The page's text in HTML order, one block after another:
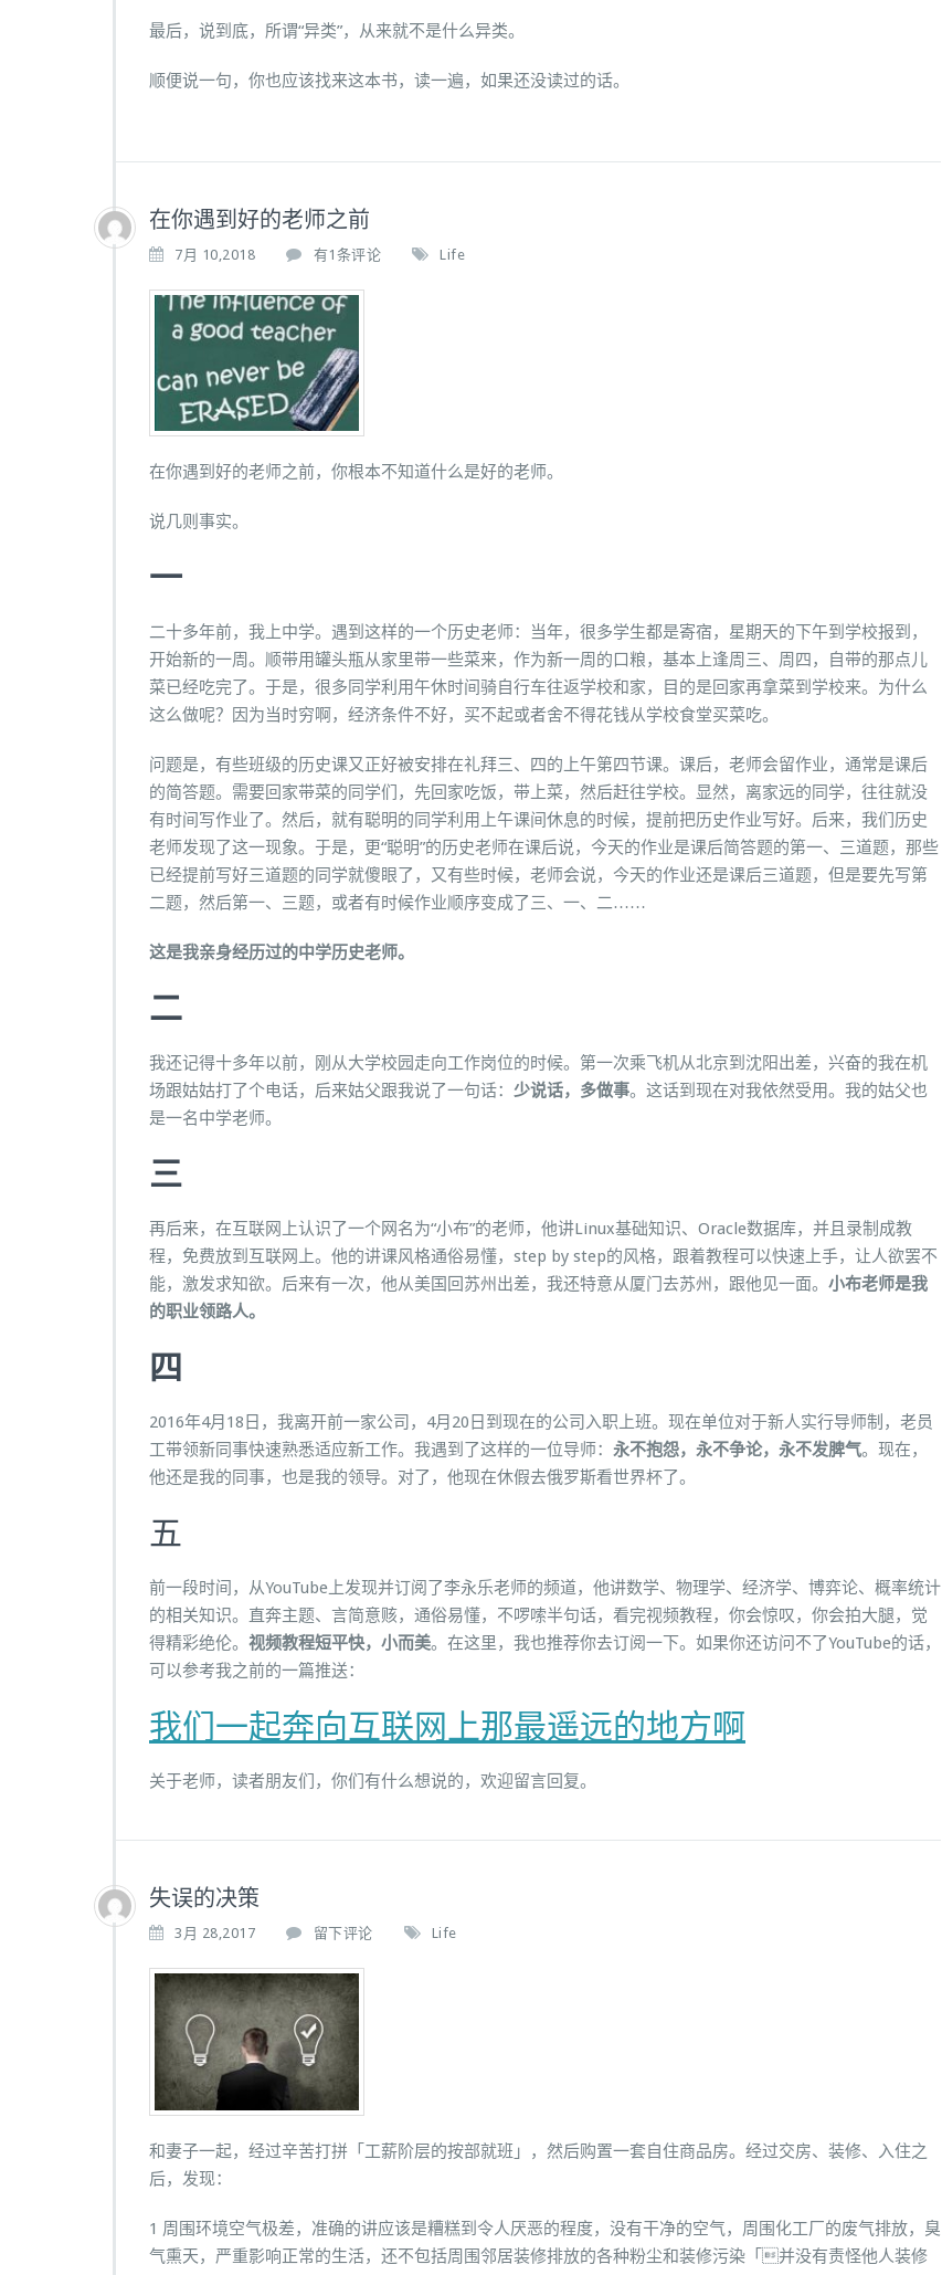
最后，说到底，所谓“异类”，从来就不是什么异类。
顺便说一句，你也应该找来这本书，读一遍，如果还没读过的话。
在你遇到好的老师之前
7月 10,2018
在
遇
好
的
老
师
之
有1条评论 Life
在你遇到好的老师之前，你根本不知道什么是好的老师。
说几则事实。
一
二十多年前，我上中学。遇到这样的一个历史老师：当年，很多学生都是寄宿，星期天的下午到学校报到，
开始新的一周。顺带用罐头瓶从家里带一些菜来，作为新一周的口粮，基本上逢周三、周四，自带的那点儿
菜已经吃完了。于是，很多同学利用午休时间骑自行车往返学校和家，目的是回家再拿菜到学校来。为什么
这么做呢？因为当时穷啊，经济条件不好，买不起或者舍不得花钱从学校食堂买菜吃。
问题是，有些班级的历史课又正好被安排在礼拜三、四的上午第四节课。课后，老师会留作业，通常是课后
的简答题。需要回家带菜的同学们，先回家吃饭，带上菜，然后赶往学校。显然，离家远的同学，往往就没
有时间写作业了。然后，就有聪明的同学利用上午课间休息的时候，提前把历史作业写好。后来，我们历史
老师发现了这一现象。于是，更“聪明”的历史老师在课后说，今天的作业是课后简答题的第一、三道题，那些
已经提前写好三道题的同学就傻眼了，又有些时候，老师会说，今天的作业还是课后三道题，但是要先写第
二题，然后第一、三题，或者有时候作业顺序变成了三、一、二……
这是我亲身经历过的中学历史老师。
二
我还记得十多年以前，刚从大学校园走向工作岗位的时候。第一次乘飞机从北京到沈阳出差，兴奋的我在机
场跟姑姑打了个电话，后来姑父跟我说了一句话： 少说话，多做事。这话到现在对我依然受用。我的姑父也
是一名中学老师。
三
再后来，在互联网上认识了一个网名为“小布”的老师，他讲Linux基础知识、Oracle数据库，并且录制成教
程，免费放到互联网上。他的讲课风格通俗易懂，step by step的风格，跟着教程可以快速上手，让人欲罢不
能，激发求知欲。后来有一次，他从美国回苏州出差，我还特意从厦门去苏州，跟他见一面。 小布老师是我
的职业领路人。
四
2016年4月18日，我离开前一家公司，4月20日到现在的公司入职上班。现在单位对于新人实行导师制，老员
工带领新同事快速熟悉适应新工作。我遇到了这样的一位导师： 永不抱怨，永不争论，永不发脾气。现在，
他还是我的同事，也是我的领导。对了，他现在休假去俄罗斯看世界杯了。
五
前一段时间，从YouTube上发现并订阅了李永乐老师的频道，他讲数学、物理学、经济学、博弈论、概率统计
的相关知识。直奔主题、言简意赅，通俗易懂，不啰嗦半句话，看完视频教程，你会惊叹，你会拍大腿，觉
得精彩绝伦。 视频教程短平快，小而美。在这里，我也推荐你去订阅一下。如果你还访问不了YouTube的话，
可以参考我之前的一篇推送：
我们一起奔向互联网上那最遥远的地方啊
关于老师，读者朋友们，你们有什么想说的，欢迎留言回复。
失误的决策
3月 28,2017 留下评论 Life
和妻子一起，经过辛苦打拼「工薪阶层的按部就班」，然后购置一套自住商品房。经过交房、装修、入住之
后，发现：
1 周围环境空气极差，准确的讲应该是糟糕到令人厌恶的程度，没有干净的空气，周围化工厂的废气排放，臭
气熏天，严重影响正常的生活，还不包括周围邻居装修排放的各种粉尘和装修污染「并没有责怪他人装修